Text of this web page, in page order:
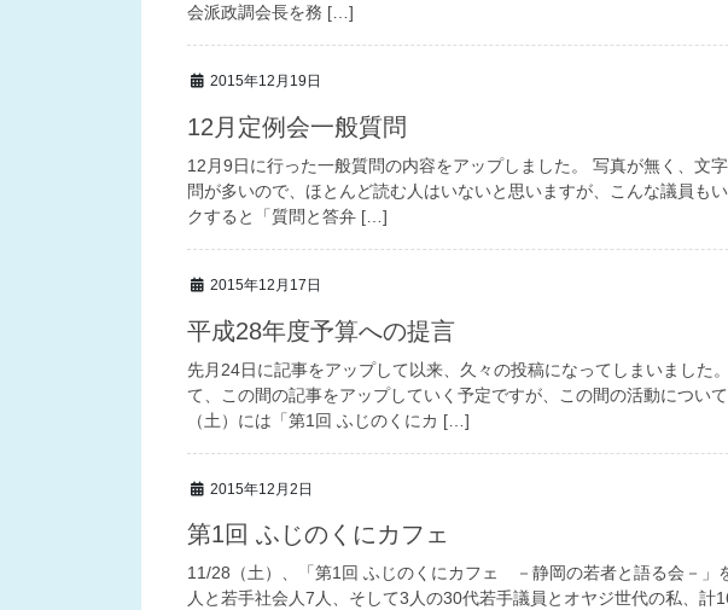
会派政調会長を務 […]
2015年12月19日
12月定例会一般質問
12月9日に行った一般質問の内容をアップしました。 写真が無く、文
問が多いので、ほとんど読む人はいないと思いますが、こんな議員も
クすると「質問と答弁 […]
2015年12月17日
平成28年度予算への提言
先月24日に記事をアップして以来、久々の投稿になってしまいました
て、この間の記事をアップしていく予定ですが、この間の活動につい
（土）には「第1回 ふじのくにカ […]
2015年12月2日
第1回 ふじのくにカフェ
11/28（土）、「第1回 ふじのくにカフェ －静岡の若者と語る会－」
人と若手社会人7人、そして3人の30代若手議員とオヤジ世代の私、計